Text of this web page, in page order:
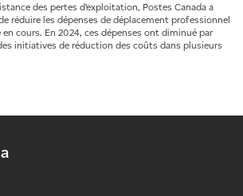
des pertes d’exploitation, Postes Canada a
réduire les dépenses de déplacement professionnel
en cours. En 2024, ces dépenses ont diminué par
initiatives de réduction des coûts dans plusieurs